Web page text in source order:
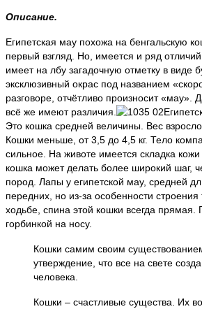
Описание.
Египетская мау похожа на бенгальскую
первый взгляд. Но, имеется и ряд
имеет на лбу загадочную отметку в виде
эксклюзивный окрас под названием
разговоре, отчётливо произносит «мау».
всё же имеют различия.
Это кошка средней величины. Вес
Кошки меньше, от 3,5 до 4,5 кг. Тело
сильное. На животе имеется складка кожи
кошка может делать более широкий шаг,
пород. Лапы у египетской мау, средней
передних, но из-за особенности
ходьбе, спина этой кошки всегда прямая.
горбинкой на носу.
Кошки самим своим
утверждение, что все на свете
человека.
Кошки – счастливые существа. Их